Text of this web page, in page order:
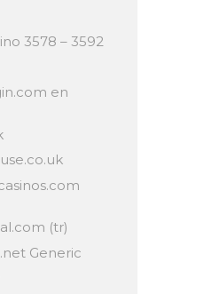
3578 – 3592
en
(tr)
Generic